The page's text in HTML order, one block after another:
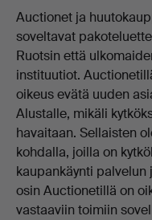
Auctionet ja
soveltavat
Ruotsin että
instituutiot.
oikeus evätä uuden
Alustalle, mikäli
havaitaan. Sellaisten
kohdalla, joilla on
kaupankäynti
osin Auctionetillä on
vastaaviin toimiin